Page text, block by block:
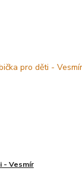
- Vesmír